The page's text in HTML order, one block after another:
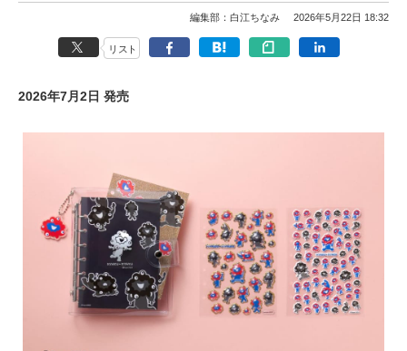
編集部：白江ちなみ 2026年5月22日 18:32
リスト
2026年7月2日 発売